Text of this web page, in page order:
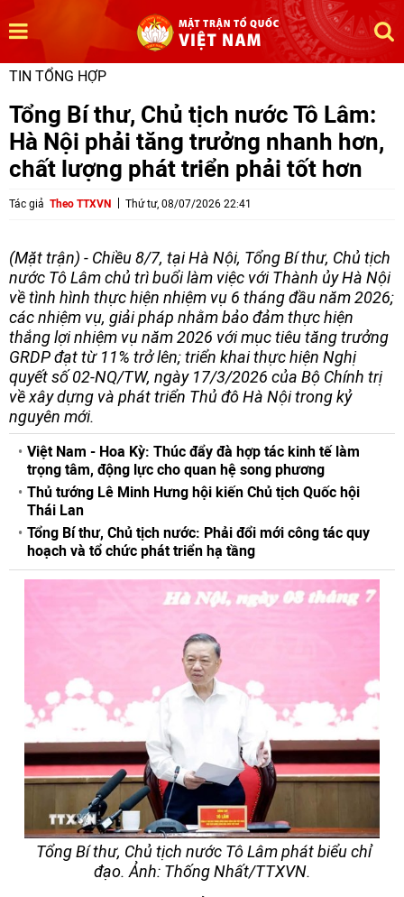
TIN TỔNG HỢP
Tổng Bí thư, Chủ tịch nước Tô Lâm:
Hà Nội phải tăng trưởng nhanh hơn,
chất lượng phát triển phải tốt hơn
Tác giả Theo TTXVN Thứ tư, 08/07/2026 22:41
(Mặt trận) - Chiều 8/7, tại Hà Nội, Tổng Bí thư, Chủ tịch
nước Tô Lâm chủ trì buổi làm việc với Thành ủy Hà Nội
về tình hình thực hiện nhiệm vụ 6 tháng đầu năm 2026;
các nhiệm vụ, giải pháp nhằm bảo đảm thực hiện
thắng lợi nhiệm vụ năm 2026 với mục tiêu tăng trưởng
GRDP đạt từ 11% trở lên; triển khai thực hiện Nghị
quyết số 02-NQ/TW, ngày 17/3/2026 của Bộ Chính trị
về xây dựng và phát triển Thủ đô Hà Nội trong kỷ
nguyên mới.
Việt Nam - Hoa Kỳ: Thúc đẩy đà hợp tác kinh tế làm
trọng tâm, động lực cho quan hệ song phương
Thủ tướng Lê Minh Hưng hội kiến Chủ tịch Quốc hội
Thái Lan
Tổng Bí thư, Chủ tịch nước: Phải đổi mới công tác quy
hoạch và tổ chức phát triển hạ tầng
Tổng Bí thư, Chủ tịch nước Tô Lâm phát biểu chỉ
đạo. Ảnh: Thống Nhất/TTXVN.